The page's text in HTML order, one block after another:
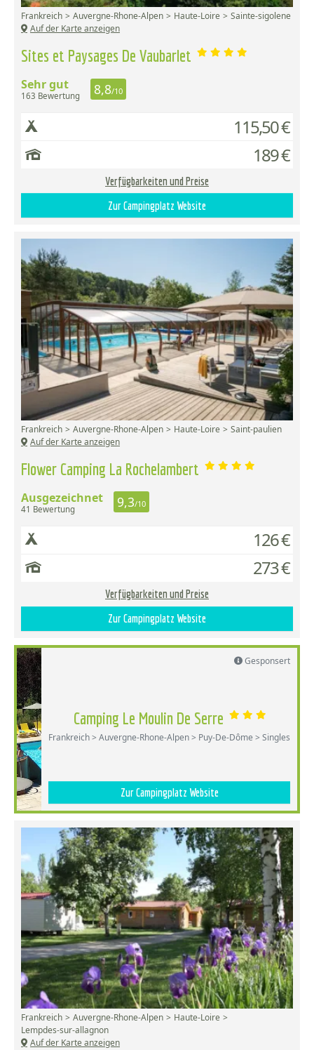
Sites et Paysages De Vaubarlet
Frankreich Auvergne-Rhone-Alpen Haute-Loire
Sainte-sigolene
Auf der Karte anzeigen
Sehr gut
163 Bewertung 8,8/10
115,50 €
189 €
Verfügbarkeiten und Preise
Zur Campingplatz Website
Flower Camping La Rochelambert
Frankreich Auvergne-Rhone-Alpen Haute-Loire
Saint-paulien
Auf der Karte anzeigen
Ausgezeichnet
41 Bewertung 9,3/10
126 €
273 €
Verfügbarkeiten und Preise
Zur Campingplatz Website
Gesponsert
Camping Le Moulin De Serre
Frankreich > Auvergne-Rhone-Alpen > Puy-De-Dôme > Singles
Zur Campingplatz Website
Frankreich Auvergne-Rhone-Alpen
Haute-Loire
Lempdes-sur-allagnon
Auf der Karte anzeigen